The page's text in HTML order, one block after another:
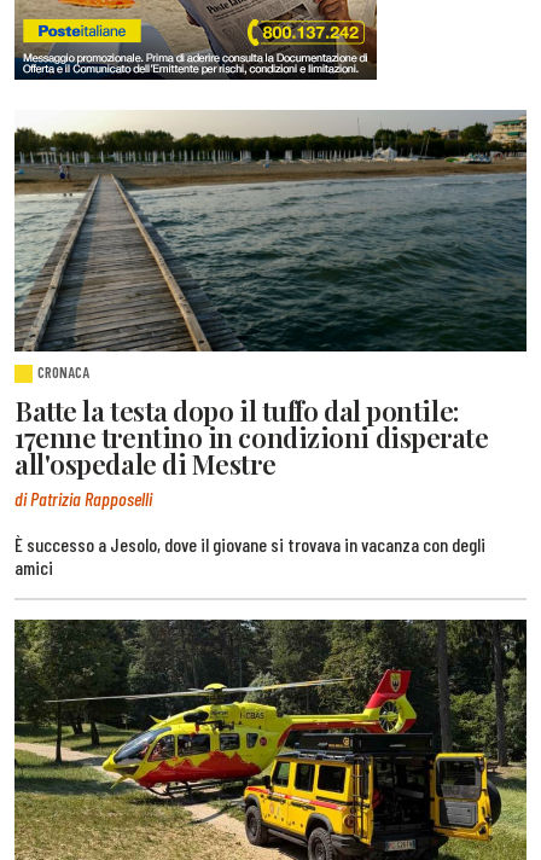
CRONACA
Batte la testa dopo il tuffo dal pontile:
17enne trentino in condizioni disperate
all'ospedale di Mestre
di Patrizia Rapposelli
È successo a Jesolo, dove il giovane si trovava in vacanza con degli
amici